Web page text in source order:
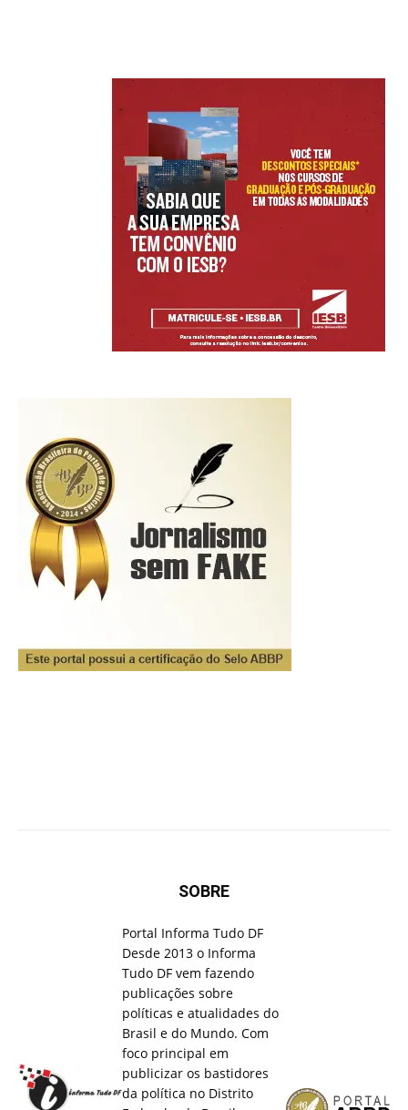
SOBRE
Portal Informa Tudo DF
Desde 2013 o Informa
Tudo DF vem fazendo
publicações sobre
políticas e atualidades do
Brasil e do Mundo. Com
foco principal em
publicizar os bastidores
da política no Distrito